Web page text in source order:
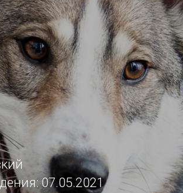
07.05.2021